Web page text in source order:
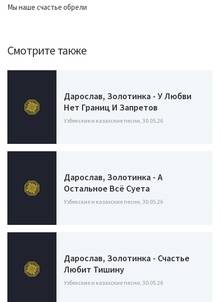
Мы наше счастье обрели
Смотрите также
Дарослав, Золотинка - У Любви
Нет Границ И Запретов
Узбекские и казахские песни, 30.05.26
Дарослав, Золотинка - А
Остальное Всё Суета
Узбекские и казахские песни, 30.05.26
Дарослав, Золотинка - Счастье
Любит Тишину
Узбекские и казахские песни, 30.05.26